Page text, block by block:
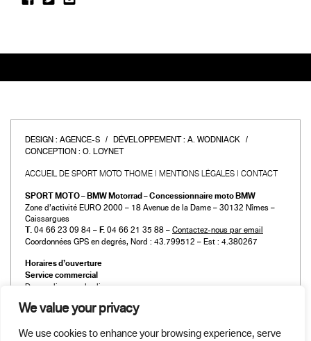
We value your privacy
We use cookies to enhance your browsing experience, serve
DESIGN : AGENCE-S DÉVELOPPEMENT : A. WODNIACK
CONCEPTION : O. LOYNET
ACCUEIL DE SPORT MOTO THOME MENTIONS LÉGALES CONTACT
SPORT MOTO – BMW Motorrad – Concessionnaire moto BMW
Zone d’activité EURO 2000 – 18 Avenue de la Dame – 30132 Nîmes –
Caissargues
T. 04 66 23 09 84 – F. 04 66 21 35 88 – Contactez-nous par email
Coordonnées GPS en degrés, Nord : 43.799512 – Est : 4.380267
Horaires d’ouverture
Service commercial
Du mardi au vendredi :
Le samedi :